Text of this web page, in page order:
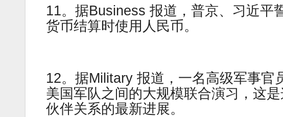
11。据Business 报道，普京、习近平
货币结算时使用人民币。
12。据Military 报道，一名高级军事官
美国军队之间的大规模联合演习，这
伙伴关系的最新进展。